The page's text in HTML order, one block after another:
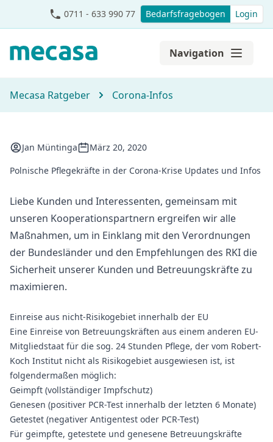
0711 - 633 990 77 Bedarfsfragebogen Login
Navigation
Mecasa Ratgeber Corona-Infos
Jan Müntinga
März 20, 2020
Polnische Pflegekräfte in der Corona-Krise Updates und Infos
Liebe Kunden und Interessenten, gemeinsam mit
unseren Kooperationspartnern ergreifen wir alle
Maßnahmen, um in Einklang mit den Verordnungen
der Bundesländer und den Empfehlungen des RKI die
Sicherheit unserer Kunden und Betreuungskräfte zu
maximieren.
Einreise aus nicht-Risikogebiet innerhalb der EU
Eine Einreise von Betreuungskräften aus einem anderen EU-
Mitgliedstaat für die sog. 24 Stunden Pflege, der vom Robert-
Koch Institut nicht als Risikogebiet ausgewiesen ist, ist
folgendermaßen möglich:
Geimpft (vollständiger Impfschutz)
Genesen (positiver PCR-Test innerhalb der letzten 6 Monate)
Getestet (negativer Antigentest oder PCR-Test)
Für geimpfte, getestete und genesene Betreuungskräfte